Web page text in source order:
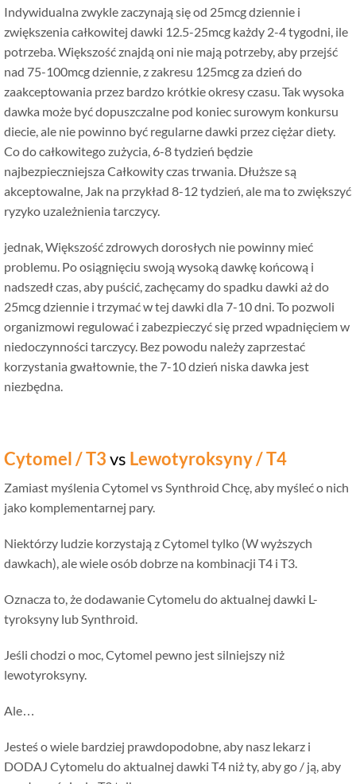
Indywidualna zwykle zaczynają się od 25mcg dziennie i
zwiększenia całkowitej dawki 12.5-25mcg każdy 2-4 tygodni, ile
potrzeba. Większość znajdą oni nie mają potrzeby, aby przejść
nad 75-100mcg dziennie, z zakresu 125mcg za dzień do
zaakceptowania przez bardzo krótkie okresy czasu. Tak wysoka
dawka może być dopuszczalne pod koniec surowym konkursu
diecie, ale nie powinno być regularne dawki przez ciężar diety.
Co do całkowitego zużycia, 6-8 tydzień będzie
najbezpieczniejsza Całkowity czas trwania. Dłuższe są
akceptowalne, Jak na przykład 8-12 tydzień, ale ma to zwiększyć
ryzyko uzależnienia tarczycy.
jednak, Większość zdrowych dorosłych nie powinny mieć
problemu. Po osiągnięciu swoją wysoką dawkę końcową i
nadszedł czas, aby puścić, zachęcamy do spadku dawki aż do
25mcg dziennie i trzymać w tej dawki dla 7-10 dni. To pozwoli
organizmowi regulować i zabezpieczyć się przed wpadnięciem w
niedoczynności tarczycy. Bez powodu należy zaprzestać
korzystania gwałtownie, the 7-10 dzień niska dawka jest
niezbędna.
Cytomel / T3vs Lewotyroksyny / T4
Zamiast myślenia Cytomel vs Synthroid Chcę, aby myśleć o nich
jako komplementarnej pary.
Niektórzy ludzie korzystają z Cytomel tylko (W wyższych
dawkach), ale wiele osób dobrze na kombinacji T4 i T3.
Oznacza to, że dodawanie Cytomelu do aktualnej dawki L-
tyroksyny lub Synthroid.
Jeśli chodzi o moc, Cytomel pewno jest silniejszy niż
lewotyroksyny.
Ale…
Jesteś o wiele bardziej prawdopodobne, aby nasz lekarz i
DODAJ Cytomelu do aktualnej dawki T4 niż ty, aby go / ją, aby